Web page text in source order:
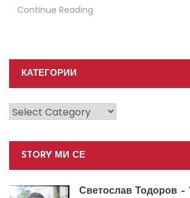
Continue Reading
КАТЕГОРИИ
Категории
STORY МИ СЕ
Светослав Тодоров –